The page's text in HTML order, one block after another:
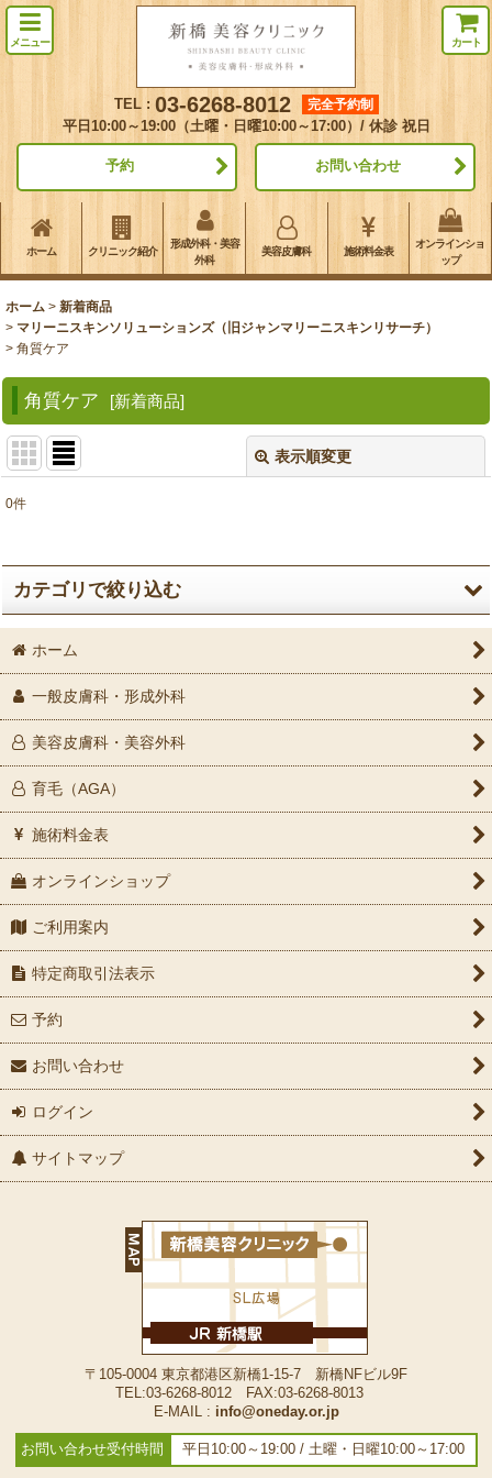
メニュー
TEL : 03-6268-8012
完全予約制
平日10:00～19:00（土曜・日曜10:00～17:00）/ 休診 祝日
予約 お問い合わせ
カート
ホーム クリニック紹介
形成外科・美容
外科
美容皮膚科 施術料金表
オンラインショ
ップ
ホーム > 新着商品
> マリーニスキンソリューションズ（旧ジャンマリーニスキンリサーチ）
> 角質ケア
角質ケア [新着商品]
表示順変更
並び順:
0件
カテゴリで絞り込む
マリーニスキンソリューションズ（旧ジャンマリーニス
キンリサーチ） (全商品)
スキンケアマネジメントシステム
修復
鎮静・保湿
エイジング
保湿
目元
首元
角質ケア
ホーム
一般皮膚科・形成外科
美容皮膚科・美容外科
育毛（AGA）
施術料金表
オンラインショップ
ご利用案内
特定商取引法表示
予約
お問い合わせ
ログイン
サイトマップ
〒105-0004 東京都港区新橋1-15-7 新橋NFビル9F
TEL:03-6268-8012 FAX:03-6268-8013
E-MAIL : info@oneday.or.jp
お問い合わせ受付時間 平日10:00～19:00 / 土曜・日曜10:00～17:00